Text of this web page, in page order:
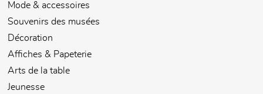
Mode & accessoires
Souvenirs des musées
Décoration
Affiches & Papeterie
Arts de la table
Jeunesse